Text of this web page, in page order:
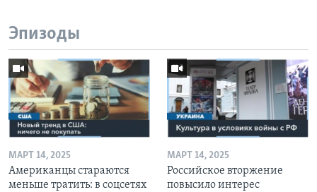
Эпизоды
МАРТ 14, 2025
Американцы стараются
меньше тратить: в соцсетях
МАРТ 14, 2025
Российское вторжение
повысило интерес